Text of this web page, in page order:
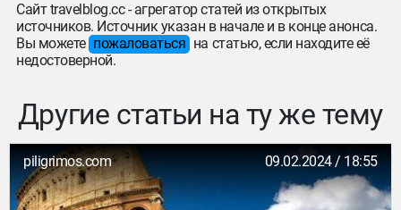
Сайт travelblog.cc - агрегатор статей из открытых
источников. Источник указан в начале и в конце анонса.
Вы можете пожаловаться на статью, если находите её
недостоверной.
Другие статьи на ту же тему
piligrimos.com 09.02.2024 / 18:55